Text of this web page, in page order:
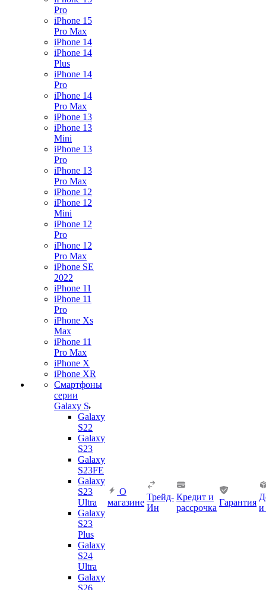
Pro
iPhone 15
Pro Max
iPhone 14
iPhone 14
Plus
iPhone 14
Pro
iPhone 14
Pro Max
iPhone 13
iPhone 13
Mini
iPhone 13
Pro
iPhone 13
Pro Max
iPhone 12
iPhone 12
Mini
iPhone 12
Pro
iPhone 12
Pro Max
iPhone SE
2022
iPhone 11
iPhone 11
Pro
iPhone Xs
Max
iPhone 11
Pro Max
iPhone X
iPhone XR
Смартфоны
серии
Galaxy S
Galaxy
S22
Galaxy
S23
Galaxy
S23FE
Galaxy
S23
Ultra
Galaxy
S23
Plus
Galaxy
S24
Ultra
Galaxy
S26
О
магазине
Трейд-
Ин
Кредит и
рассрочка
Гарантия
и